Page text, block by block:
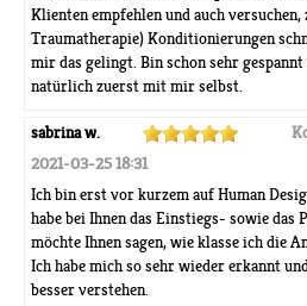
Klienten empfehlen und auch versuchen,
Traumatherapie) Konditionierungen
mir das gelingt. Bin schon sehr
natürlich zuerst mit mir selbst.
sabrina w.
2021-03-25 18:31
Ich bin erst vor kurzem auf Human
habe bei Ihnen das Einstiegs- sowie
möchte Ihnen sagen, wie klasse ich die
Ich habe mich so sehr wieder erkannt
besser verstehen.